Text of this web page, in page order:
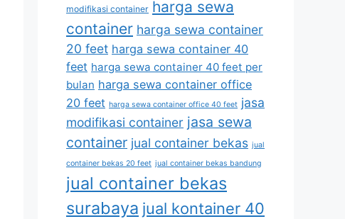
modifikasi container harga sewa
container harga sewa container
20 feet harga sewa container 40
feet harga sewa container 40 feet per
bulan harga sewa container office
20 feet harga sewa container office 40 feet jasa
modifikasi container jasa sewa
container jual container bekas jual
container bekas 20 feet jual container bekas bandung
jual container bekas
surabaya jual kontainer 40